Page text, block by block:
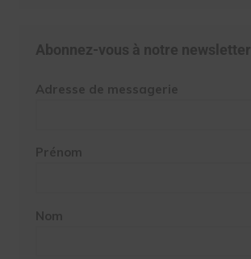
Abonnez-vous à notre newsletter
Adresse de messagerie
Prénom
Nom